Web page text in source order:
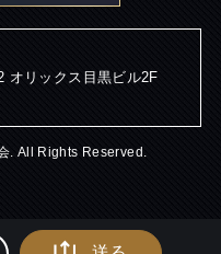
オリックス目黒ビル2F
. All Rights Reserved.